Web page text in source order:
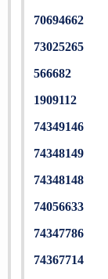
70694662
73025265
566682
1909112
74349146
74348149
74348148
74056633
74347786
74367714